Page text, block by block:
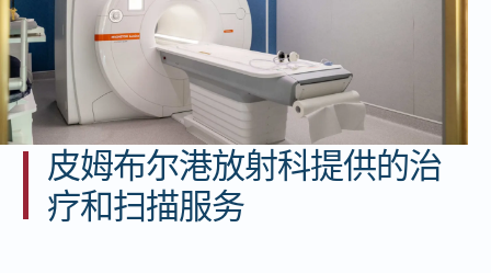
皮姆布尔港放射科提供的治
疗和扫描服务